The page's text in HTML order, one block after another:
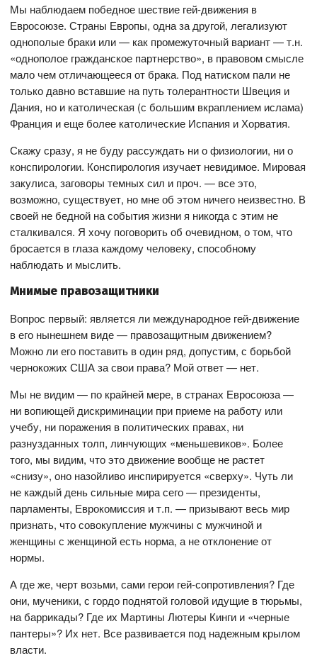
Мы наблюдаем победное шествие гей-движения в
Евросоюзе. Страны Европы, одна за другой, легализуют
однополые браки или — как промежуточный вариант — т.н.
«однополое гражданское партнерство», в правовом смысле
мало чем отличающееся от брака. Под натиском пали не
только давно вставшие на путь толерантности Швеция и
Дания, но и католическая (с большим вкраплением ислама)
Франция и еще более католические Испания и Хорватия.
Скажу сразу, я не буду рассуждать ни о физиологии, ни о
конспирологии. Конспирология изучает невидимое. Мировая
закулиса, заговоры темных сил и проч. — все это,
возможно, существует, но мне об этом ничего неизвестно. В
своей не бедной на события жизни я никогда с этим не
сталкивался. Я хочу поговорить об очевидном, о том, что
бросается в глаза каждому человеку, способному
наблюдать и мыслить.
Мнимые правозащитники
Вопрос первый: является ли международное гей-движение
в его нынешнем виде — правозащитным движением?
Можно ли его поставить в один ряд, допустим, с борьбой
чернокожих США за свои права? Мой ответ — нет.
Мы не видим — по крайней мере, в странах Евросоюза —
ни вопиющей дискриминации при приеме на работу или
учебу, ни поражения в политических правах, ни
разнузданных толп, линчующих «меньшевиков». Более
того, мы видим, что это движение вообще не растет
«снизу», оно назойливо инспирируется «сверху». Чуть ли
не каждый день сильные мира сего — президенты,
парламенты, Еврокомиссия и т.п. — призывают весь мир
признать, что совокупление мужчины с мужчиной и
женщины с женщиной есть норма, а не отклонение от
нормы.
А где же, черт возьми, сами герои гей-сопротивления? Где
они, мученики, с гордо поднятой головой идущие в тюрьмы,
на баррикады? Где их Мартины Лютеры Кинги и «черные
пантеры»? Их нет. Все развивается под надежным крылом
власти.